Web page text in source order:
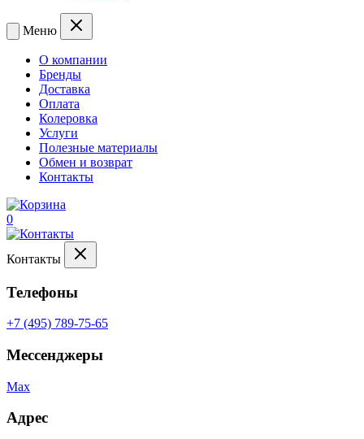
Меню
О компании
Бренды
Доставка
Оплата
Колеровка
Услуги
Полезные материалы
Обмен и возврат
Контакты
0
Контакты
Телефоны
+7 (495) 789-75-65
Мессенджеры
Max
Адрес